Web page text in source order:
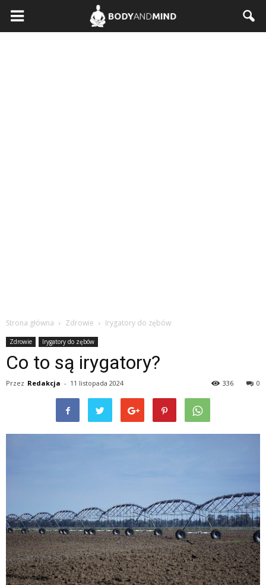
BodyAndMind.pl
Strona główna Zdrowie Irygatory do zębów
Zdrowie Irygatory do zębów
Co to są irygatory?
Przez Redakcja - 11 listopada 2024 0
336